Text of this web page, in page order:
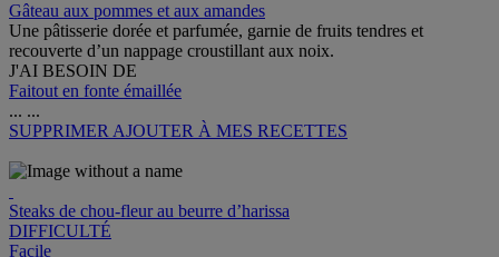
Gâteau aux pommes et aux amandes
Une pâtisserie dorée et parfumée, garnie de fruits tendres et
recouverte d’un nappage croustillant aux noix.
J'AI BESOIN DE
Faitout en fonte émaillée
... ...
SUPPRIMER AJOUTER À MES RECETTES
Steaks de chou-fleur au beurre d’harissa
DIFFICULTÉ
Facile